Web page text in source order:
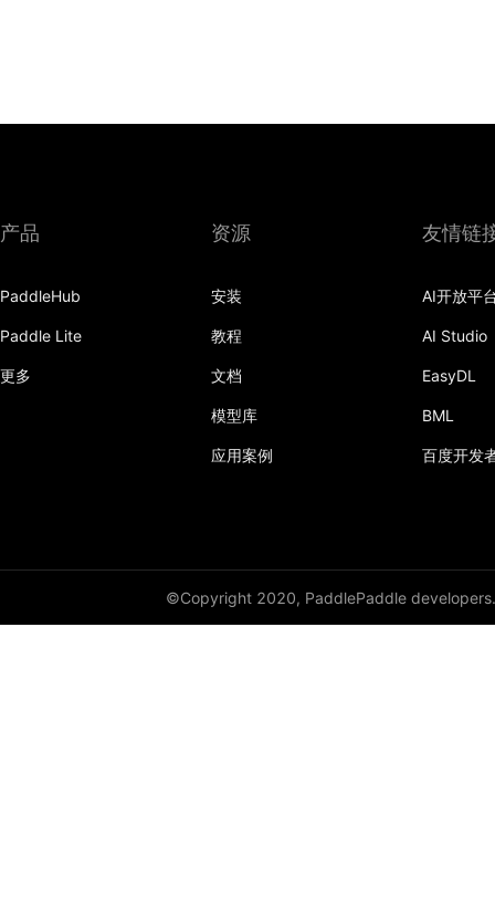
产品
PaddleHub
Paddle Lite
更多
资源
安装
教程
文档
模型库
应用案例
友情链
AI开放平
AI Studio
EasyDL
BML
百度开发
©Copyright 2020, PaddlePaddle developers.